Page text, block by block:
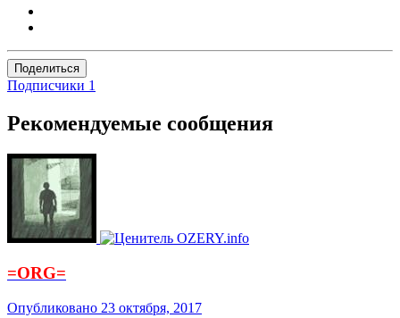
Поделиться
Подписчики 1
Рекомендуемые сообщения
=ORG=
Опубликовано 23 октября, 2017